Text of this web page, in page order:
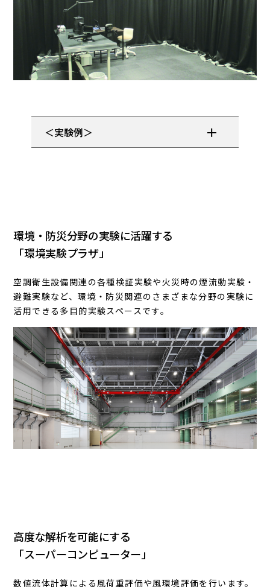
＜実験例＞
環境・防災分野の実験に活躍する
「環境実験プラザ」
空調衛生設備関連の各種検証実験や火災時の煙流動実験・
避難実験など、環境・防災関連のさまざまな分野の実験に
活用できる多目的実験スペースです。
高度な解析を可能にする
「スーパーコンピューター」
数値流体計算による風荷重評価や風環境評価を行います。